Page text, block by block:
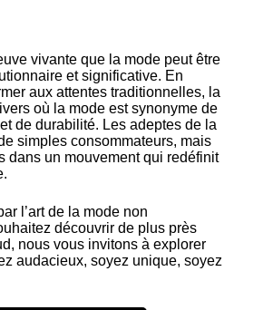
vivante que la mode peut être
et significative. En
aux attentes traditionnelles, la
où la mode est synonyme de
de durabilité. Les adeptes de la
simples consommateurs, mais
dans un mouvement qui redéfinit
l’art de la mode non
découvrir de plus près
nous vous invitons à explorer
audacieux, soyez unique, soyez